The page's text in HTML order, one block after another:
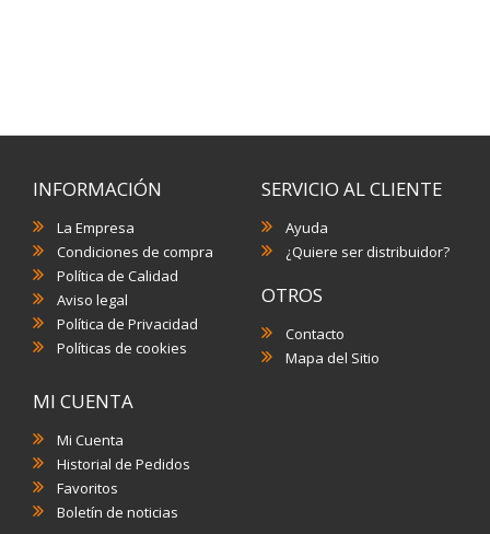
INFORMACIÓN
La Empresa
Condiciones de compra
Política de Calidad
Aviso legal
Política de Privacidad
Políticas de cookies
SERVICIO AL CLIENTE
Ayuda
¿Quiere ser distribuidor?
OTROS
Contacto
Mapa del Sitio
MI CUENTA
Mi Cuenta
Historial de Pedidos
Favoritos
Boletín de noticias